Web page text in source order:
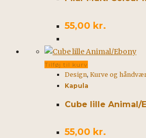
55,00 kr.
Tilføj til kurv
Design, Kurve og
Kapula
Cube lille Animal/
55,00 kr.